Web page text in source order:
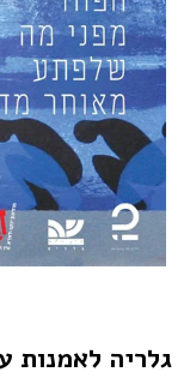
גלריה לאמנות